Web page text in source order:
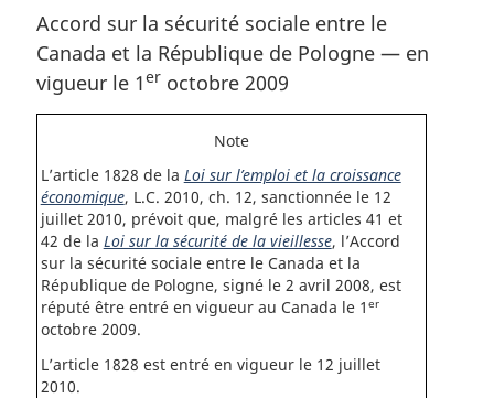
octobre
2009
1er
octobre
2009
1er
octobre
Accord sur la sécurité sociale entre le
Canada et la République de Pologne — en
vigueur le 1er octobre 2009
Note
L’article 1828 de la Loi sur l’emploi et la croissance
économique, L.C. 2010, ch. 12, sanctionnée le 12
juillet 2010, prévoit que, malgré les articles 41 et
42 de la Loi sur la sécurité de la vieillesse, l’Accord
sur la sécurité sociale entre le Canada et la
République de Pologne, signé le 2 avril 2008, est
réputé être entré en vigueur au Canada le 1 er
octobre 2009.
L’article 1828 est entré en vigueur le 12 juillet
2010.